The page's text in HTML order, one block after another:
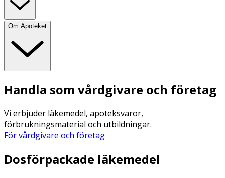
Om Apoteket
Handla som vårdgivare och företag
Vi erbjuder läkemedel, apoteksvaror,
förbrukningsmaterial och utbildningar.
För vårdgivare och företag
Dosförpackade läkemedel